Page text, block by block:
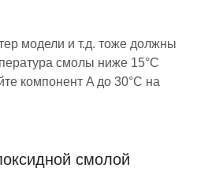
модели и т.д. тоже должны
смолы ниже 15°С
компонент A до 30°С на
смолой